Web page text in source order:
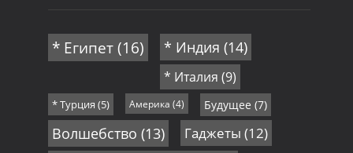
* Египет(16) * Индия (14)
* Италия (9)
* Турция (5) Америка (4) Будущее (7)
Волшебство (13) Гаджеты (12)